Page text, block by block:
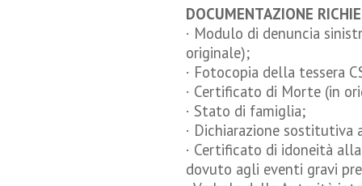
DOCUMENTAZIONE
· Modulo di denuncia
originale);
· Fotocopia della tessera
· Certificato di Morte (in
· Stato di famiglia;
· Dichiarazione
· Certificato di idoneità
dovuto agli eventi gravi